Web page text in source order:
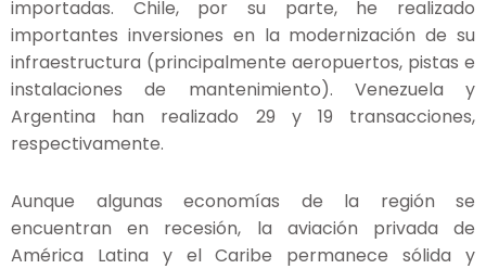
importadas. Chile, por su parte, he realizado
importantes inversiones en la modernización de su
infraestructura (principalmente aeropuertos, pistas e
instalaciones de mantenimiento). Venezuela y
Argentina han realizado 29 y 19 transacciones,
respectivamente.
Aunque algunas economías de la región se
encuentran en recesión, la aviación privada de
América Latina y el Caribe permanece sólida y